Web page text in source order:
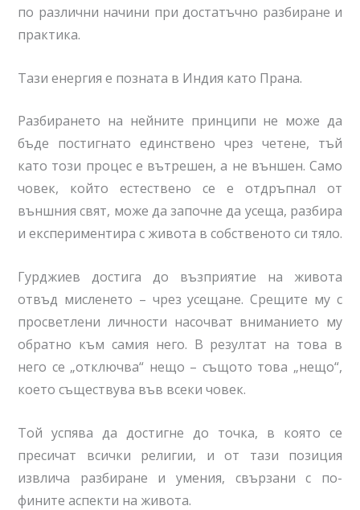
по различни начини при достатъчно разбиране и
практика.
Тази енергия е позната в Индия като Прана.
Разбирането на нейните принципи не може да
бъде постигнато единствено чрез четене, тъй
като този процес е вътрешен, а не външен. Само
човек, който естествено се е отдръпнал от
външния свят, може да започне да усеща, разбира
и експериментира с живота в собственото си тяло.
Гурджиев достига до възприятие на живота
отвъд мисленето – чрез усещане. Срещите му с
просветлени личности насочват вниманието му
обратно към самия него. В резултат на това в
него се „отключва“ нещо – същото това „нещо“,
което съществува във всеки човек.
Той успява да достигне до точка, в която се
пресичат всички религии, и от тази позиция
извлича разбиране и умения, свързани с по-
фините аспекти на живота.